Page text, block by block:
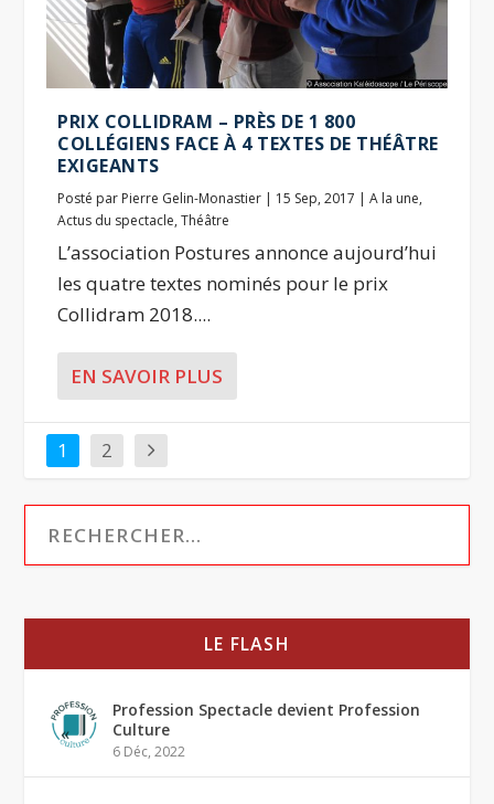
PRIX COLLIDRAM – PRÈS DE 1 800
COLLÉGIENS FACE À 4 TEXTES DE THÉÂTRE
EXIGEANTS
Posté par Pierre Gelin-Monastier | 15 Sep, 2017 |A la une,
Actus du spectacle,Théâtre
L’association Postures annonce aujourd’hui
les quatre textes nominés pour le prix
Collidram 2018....
EN SAVOIR PLUS
1 2
LE FLASH
Profession Spectacle devient Profession
Culture
6 Déc, 2022